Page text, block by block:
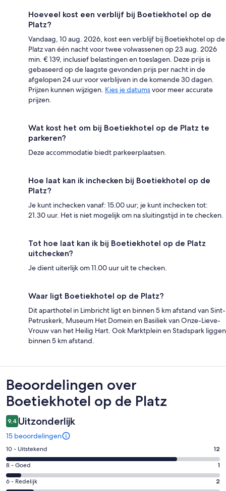
Hoeveel kost een verblijf bij Boetiekhotel op de
Platz?
Vandaag, 10 aug. 2026, kost een verblijf bij Boetiekhotel op de
Platz van één nacht voor twee volwassenen op 23 aug. 2026
min. € 139, inclusief belastingen en toeslagen. Deze prijs is
gebaseerd op de laagste gevonden prijs per nacht in de
afgelopen 24 uur voor verblijven in de komende 30 dagen.
Prijzen kunnen wijzigen. Kies je datumsvoor meer accurate
prijzen.
Wat kost het om bij Boetiekhotel op de Platz te
parkeren?
Deze accommodatie biedt parkeerplaatsen.
Hoe laat kan ik inchecken bij Boetiekhotel op de
Platz?
Je kunt inchecken vanaf: 15.00 uur; je kunt inchecken tot:
21.30 uur. Het is niet mogelijk om na sluitingstijd in te checken.
Tot hoe laat kan ik bij Boetiekhotel op de Platz
uitchecken?
Je dient uiterlijk om 11.00 uur uit te checken.
Waar ligt Boetiekhotel op de Platz?
Dit aparthotel in Limbricht ligt en binnen 5 km afstand van Sint-
Petruskerk, Museum Het Domein en Basiliek van Onze-Lieve-
Vrouw van het Heilig Hart. Ook Marktplein en Stadspark liggen
binnen 5 km afstand.
Beoordelingen
Beoordelingen over
Boetiekhotel op de Platz
9,4 Uitzonderlijk
15 beoordelingen
Gastenscore:
10
-
Uitstekend.
10 - Uitstekend 12
Gastenscore:
8
-
8 - Goed 1
Gastenscore:
6 - Redelijk 2